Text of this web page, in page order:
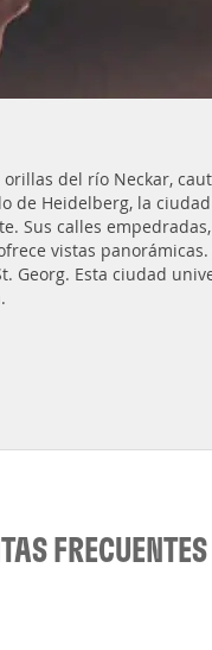
orillas del río Neckar,
de Heidelberg, la
Sus calles
vistas
Georg. Esta ciudad